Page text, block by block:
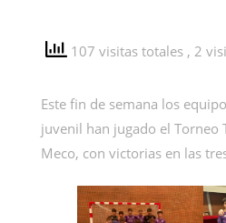
107 visitas totales , 2
Este fin de semana los
juvenil han jugado el Torneo
Meco, con victorias en las